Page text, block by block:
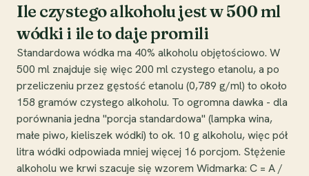
Ile czystego alkoholu jest w 500 ml
wódki i ile to daje promili
Standardowa wódka ma 40% alkoholu objętościowo. W
500 ml znajduje się więc 200 ml czystego etanolu, a po
przeliczeniu przez gęstość etanolu (0,789 g/ml) to około
158 gramów czystego alkoholu. To ogromna dawka - dla
porównania jedna "porcja standardowa" (lampka wina,
małe piwo, kieliszek wódki) to ok. 10 g alkoholu, więc pół
litra wódki odpowiada mniej więcej 16 porcjom. Stężenie
alkoholu we krwi szacuje się wzorem Widmarka: C = A /